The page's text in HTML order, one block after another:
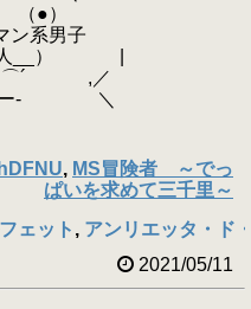
●）
男子
） |
,／
＼
, MS冒険者 ～でっ
ぱいを求めて三千里～
ェット , アンリエッタ・ド
2021/05/11